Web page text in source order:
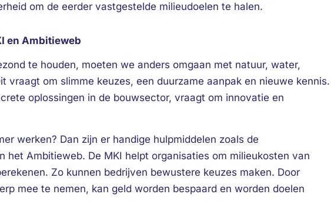
om de eerder vastgestelde milieudoelen te halen.
en Ambitieweb
te houden, moeten we anders omgaan met natuur, water,
vraagt om slimme keuzes, een duurzame aanpak en nieuwe kennis.
oplossingen in de bouwsector, vraagt om innovatie en
werken? Dan zijn er handige hulpmiddelen zoals de
het Ambitieweb. De MKI helpt organisaties om milieukosten van
Zo kunnen bedrijven bewustere keuzes maken. Door
mee te nemen, kan geld worden bespaard en worden doelen